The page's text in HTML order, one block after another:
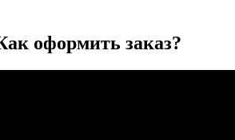
оформить заказ?